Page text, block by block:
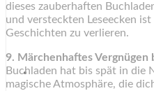
dieses zauberhaften
und versteckten Leseecken
Geschichten zu verlieren.
9. Märchenhaftes Vergnügen
Buchladen hat bis spät in die
magische Atmosphäre, die